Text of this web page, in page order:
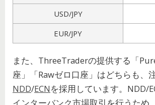
USD/JPY
EUR/JPY
また、ThreeTraderの提供する「
座」「Rawゼロ口座」はどちらも、
NDD/ECNを採用しています。NDD/
インターバンク市場取引を行うため